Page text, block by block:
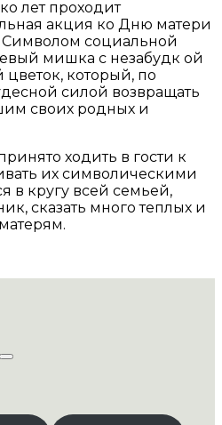
лет проходит
акция ко Дню матери
Символом социальной
мишка с незабудк ой
который, по
силой возвращать
своих родных и
ходить в гости к
их символическими
в кругу всей семьей,
сказать много теплых и